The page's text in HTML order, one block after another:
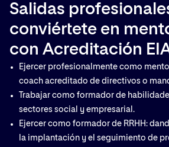
Salidas
conviértete en
con Acreditación
Ejercer profesionalmente como
coach acreditado de directivos o
Trabajar como formador de
sectores social y empresarial.
Ejercer como formador de RRHH:
la implantación y el seguimiento de